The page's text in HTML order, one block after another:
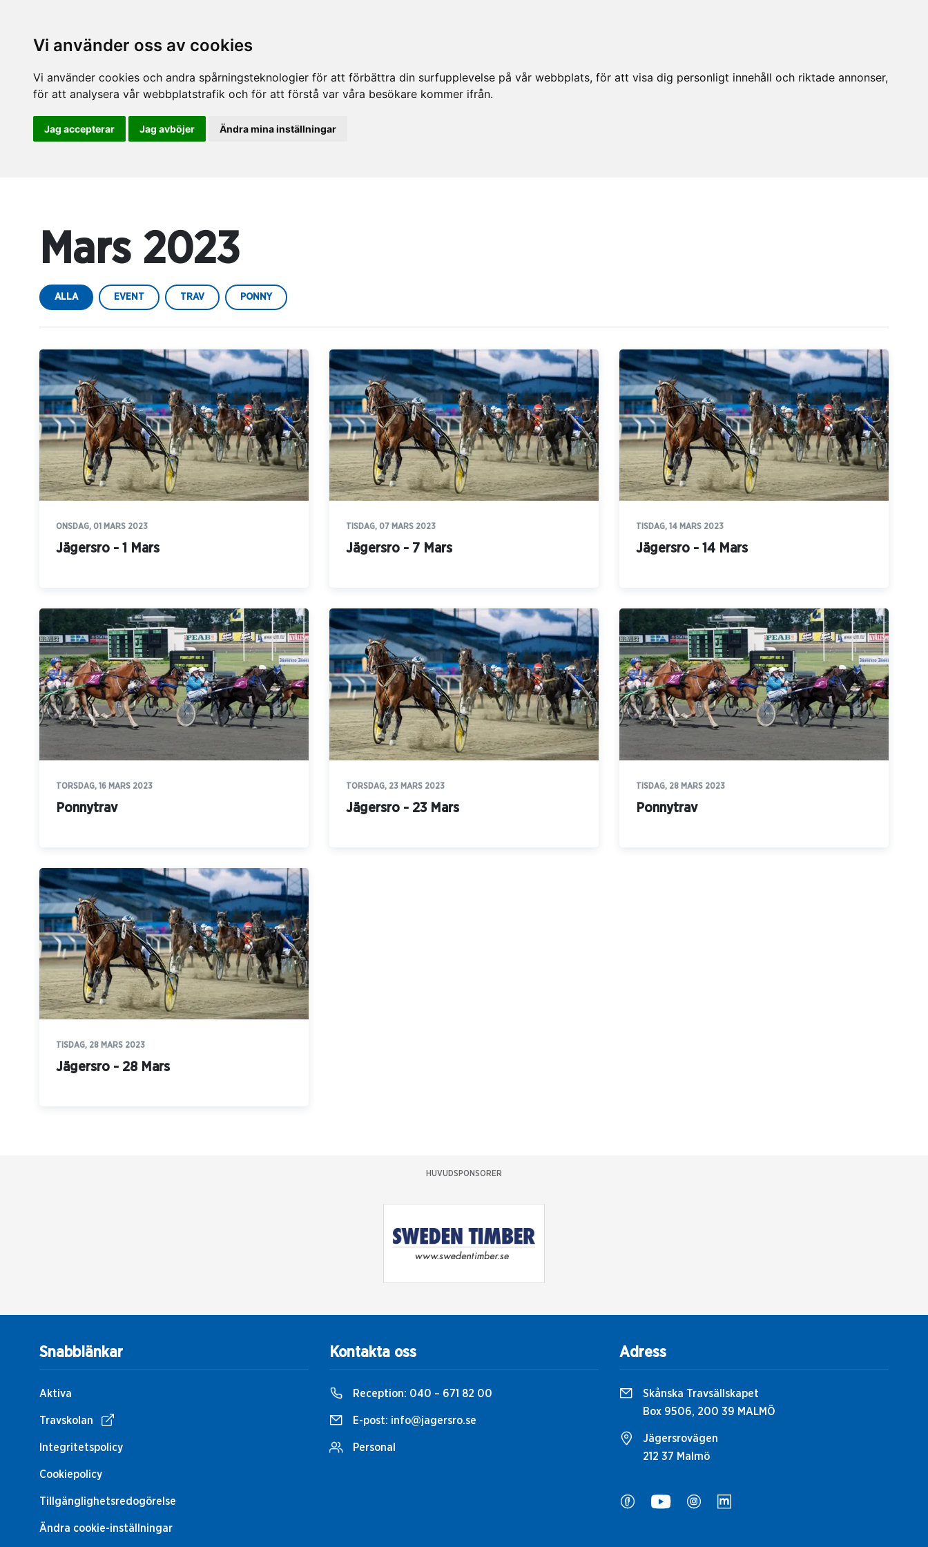
Vi använder oss av cookies
Vi använder cookies och andra spårningsteknologier för att förbättra din surfupplevelse på vår webbplats, för att visa dig personligt innehåll och riktade annonser,
för att analysera vår webbplatstrafik och för att förstå var våra besökare kommer ifrån.
Jag accepterar Jag avböjer Ändra mina inställningar
Mars 2023
ALLA EVENT TRAV PONNY
ONSDAG, 01 MARS 2023
Jägersro - 1 Mars
TISDAG, 07 MARS 2023
Jägersro - 7 Mars
TISDAG, 14 MARS 2023
Jägersro - 14 Mars
TORSDAG, 16 MARS 2023
Ponnytrav
TORSDAG, 23 MARS 2023
Jägersro - 23 Mars
TISDAG, 28 MARS 2023
Ponnytrav
TISDAG, 28 MARS 2023
Jägersro - 28 Mars
HUVUDSPONSORER
Snabblänkar
Aktiva
Travskolan
Integritetspolicy
Cookiepolicy
Tillgänglighetsredogörelse
Ändra cookie-inställningar
Kontakta oss
Reception: 040 – 671 82 00
E-post: info@jagersro.se
Personal
Adress
Skånska Travsällskapet
Box 9506, 200 39 MALMÖ
Jägersrovägen
212 37 Malmö